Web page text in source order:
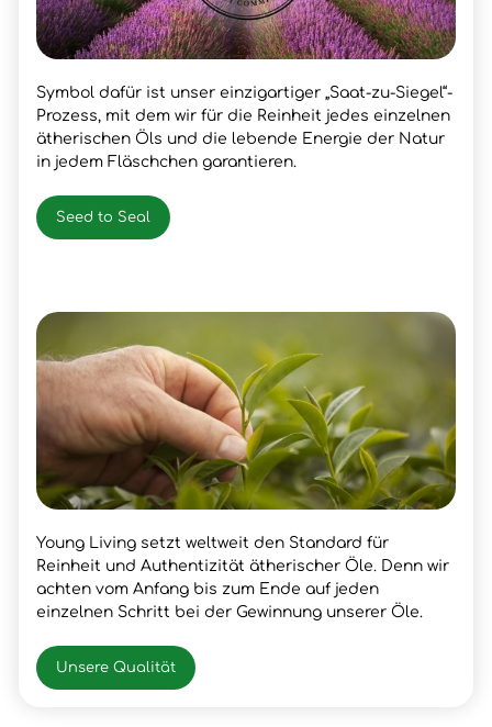
Symbol dafür ist unser einzigartiger „Saat-zu-Siegel“-
Prozess, mit dem wir für die Reinheit jedes einzelnen
ätherischen Öls und die lebende Energie der Natur
in jedem Fläschchen garantieren.
Seed to Seal
Young Living setzt weltweit den Standard für
Reinheit und Authentizität ätherischer Öle. Denn wir
achten vom Anfang bis zum Ende auf jeden
einzelnen Schritt bei der Gewinnung unserer Öle.
Unsere Qualität